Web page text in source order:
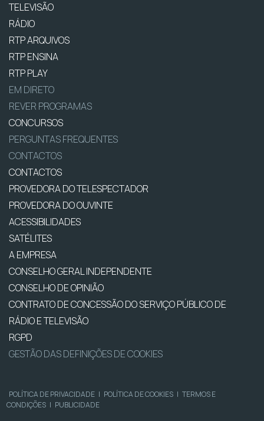
TELEVISÃO
RÁDIO
RTP ARQUIVOS
RTP ENSINA
RTP PLAY
EM DIRETO
REVER PROGRAMAS
CONCURSOS
PERGUNTAS FREQUENTES
CONTACTOS
CONTACTOS
PROVEDORA DO TELESPECTADOR
PROVEDORA DO OUVINTE
ACESSIBILIDADES
SATÉLITES
A EMPRESA
CONSELHO GERAL INDEPENDENTE
CONSELHO DE OPINIÃO
CONTRATO DE CONCESSÃO DO SERVIÇO PÚBLICO DE
RÁDIO E TELEVISÃO
RGPD
GESTÃO DAS DEFINIÇÕES DE COOKIES
POLÍTICA DE PRIVACIDADE | POLÍTICA DE COOKIES | TERMOS E
CONDIÇÕES | PUBLICIDADE